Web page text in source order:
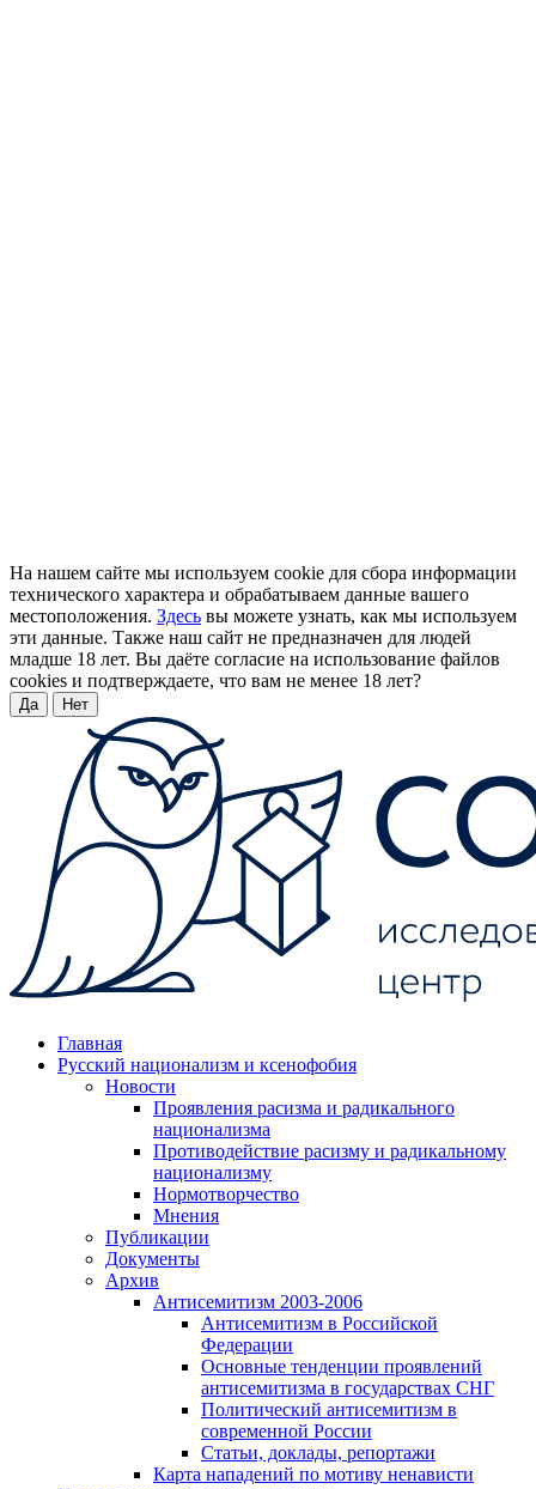
На нашем сайте мы используем cookie для сбора информации
технического характера и обрабатываем данные вашего
местоположения. Здесь вы можете узнать, как мы используем
эти данные. Также наш сайт не предназначен для людей
младше 18 лет. Вы даёте согласие на использование файлов
cookies и подтверждаете, что вам не менее 18 лет?
Да Нет
Главная
Русский национализм и ксенофобия
Новости
Проявления расизма и радикального
национализма
Противодействие расизму и радикальному
национализму
Нормотворчество
Мнения
Публикации
Документы
Архив
Антисемитизм 2003-2006
Антисемитизм в Российской
Федерации
Основные тенденции проявлений
антисемитизма в государствах СНГ
Политический антисемитизм в
современной России
Статьи, доклады, репортажи
Карта нападений по мотиву ненависти